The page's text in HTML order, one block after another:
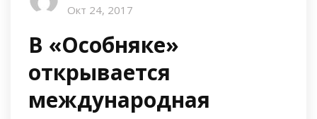
Окт 24, 2017
В «Особняке»
открывается
международная